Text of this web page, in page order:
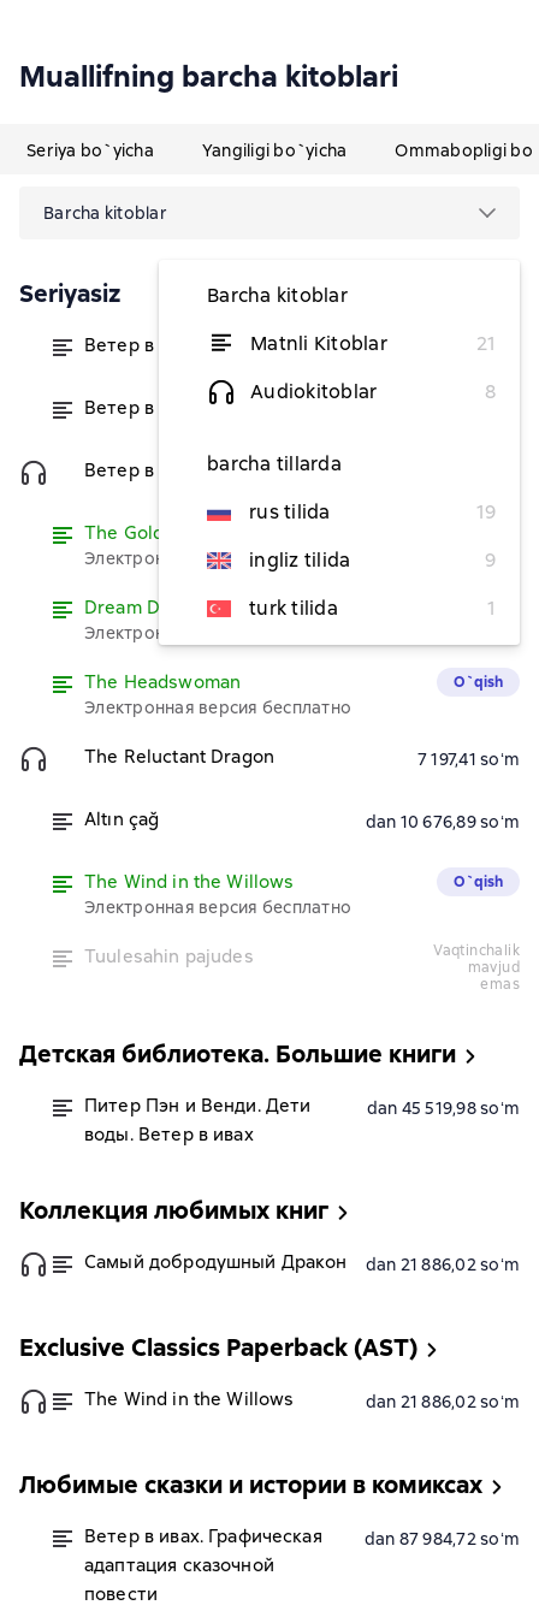
Muallifning barcha kitoblari
Seriya bo`yicha Yangiligi bo`yicha Ommabopligi
Barcha kitoblar
Barcha kitoblar
Matnli Kitoblar
21
Audiokitoblar
8
barcha tillarda
rus tilida
19
ingliz tilida
9
turk tilida
1
Seriyasiz
Ветер в ивах dan 32 168,04 soʻm
Ветер в ивах
Ветер в ивах
The Golden Age
Электронная версия бесплатно
Dream Days
Электронная версия бесплатно
O`qish
The Headswoman
Электронная версия бесплатно
O`qish
The Reluctant Dragon 7 197,41 soʻm
Altın çağ dan 10 676,89 soʻm
The Wind in the Willows
Электронная версия бесплатно
O`qish
Tuulesahin pajudes
vaqtinchalik
mavjud
emas
Детская библиотека. Большие книги
Питер Пэн и Венди. Дети
воды. Ветер в ивах
dan 45 519,98 soʻm
Коллекция любимых книг
Самый добродушный Дракон dan 21 886,02 soʻm
Exclusive Classics Paperback (AST)
The Wind in the Willows dan 21 886,02 soʻm
Любимые сказки и истории в комиксах
Ветер в ивах. Графическая
адаптация сказочной
повести
dan 87 984,72 soʻm